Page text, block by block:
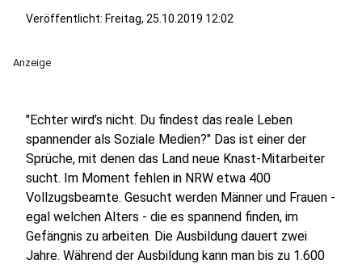
Veröffentlicht: Freitag, 25.10.2019 12:02
Anzeige
"Echter wird’s nicht. Du findest das reale Leben
spannender als Soziale Medien?" Das ist einer der
Sprüche, mit denen das Land neue Knast-Mitarbeiter
sucht. Im Moment fehlen in NRW etwa 400
Vollzugsbeamte. Gesucht werden Männer und Frauen -
egal welchen Alters - die es spannend finden, im
Gefängnis zu arbeiten. Die Ausbildung dauert zwei
Jahre. Während der Ausbildung kann man bis zu 1.600